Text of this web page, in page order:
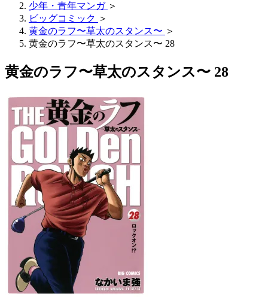
少年・青年マンガ ＞
ビッグコミック ＞
黄金のラフ〜草太のスタンス〜 ＞
黄金のラフ〜草太のスタンス〜 28
黄金のラフ〜草太のスタンス〜 28